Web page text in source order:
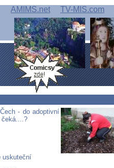
AMIMS.net TV-MIS.com
- do adoptivní
čeká....?
uskuteční